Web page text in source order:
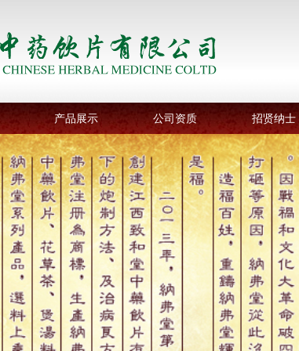
产品展示 公司资质 招贤纳士